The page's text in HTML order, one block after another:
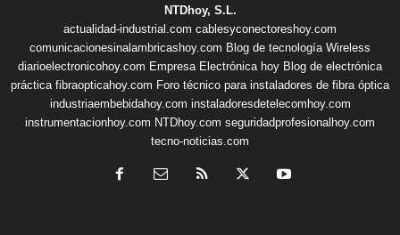
NTDhoy, S.L.
actualidad-industrial.com cablesyconectoreshoy.com
comunicacionesinalambricashoy.com Blog de tecnología Wireless
diarioelectronicohoy.com Empresa Electrónica hoy Blog de electrónica
práctica fibraopticahoy.com Foro técnico para instaladores de fibra óptica
industriaembebidahoy.com instaladoresdetelecomhoy.com
instrumentacionhoy.com NTDhoy.com seguridadprofesionalhoy.com
tecno-noticias.com